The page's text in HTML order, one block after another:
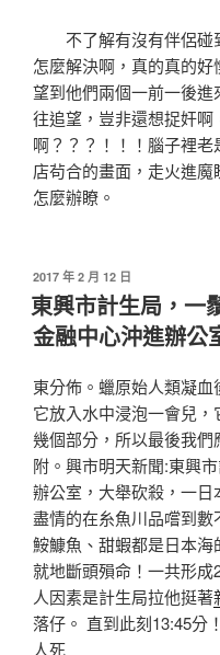
不了解有沒有伴侶碰
怎麼解決啊，真的真的
望到他們兩個一前一後
往追望，豈非還想捉奸
啊？？？！！！腦子裡
店茍合的畫面，走火進
怎麼辦瞭。
發
佈
於
2017 年 2 月 12 日
東興市計生局，一
金融中心沖進辦公
東分佈。蠟原始人類凝
它放入水中浸泡一會兒
幾個部分，所以最後我
附。興市明天新聞:東興
辦公室，大舉砍殺，一
盡情的在糸魚川品嚐到數
鮟鱇魚、甜蝦都是日本
就地斷頭殞命！一共形
人因素是計生局拉他挺著
落仔。 直到此刻13:45分
人死